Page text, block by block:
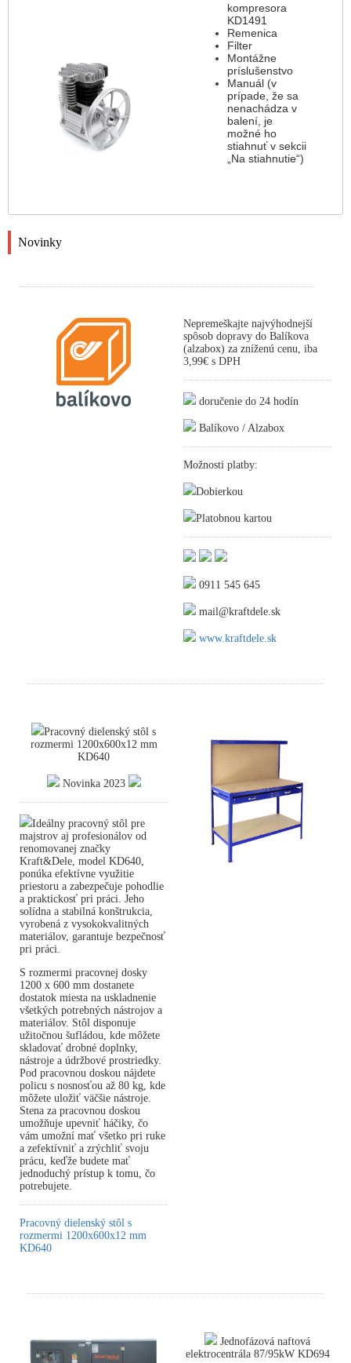
kompresora
KD1491
Remenica
Filter
Montážne
príslušenstvo
Manuál (v
prípade, že sa
nenachádza v
balení, je
možné ho
stiahnuť v sekcii
„Na stiahnutie“)
Novinky
Nepremeškajte najvýhodnejší
spôsob dopravy do Balíkova
(alzabox) za zníženú cenu, iba
3,99€ s DPH
doručenie do 24 hodín
Balíkovo / Alzabox
Možnosti platby:
Dobierkou
Platobnou kartou
0911 545 645
mail@kraftdele.sk
www.kraftdele.sk
Pracovný dielenský stôl s
rozmermi 1200x600x12 mm
KD640
Novinka 2023
Ideálny pracovný stôl pre
majstrov aj profesionálov od
renomovanej značky
Kraft&Dele, model KD640,
ponúka efektívne využitie
priestoru a zabezpečuje pohodlie
a praktickosť pri práci. Jeho
solídna a stabilná konštrukcia,
vyrobená z vysokokvalitných
materiálov, garantuje bezpečnosť
pri práci.
S rozmermi pracovnej dosky
1200 x 600 mm dostanete
dostatok miesta na uskladnenie
všetkých potrebných nástrojov a
materiálov. Stôl disponuje
užitočnou šufládou, kde môžete
skladovať drobné doplnky,
nástroje a údržbové prostriedky.
Pod pracovnou doskou nájdete
policu s nosnosťou až 80 kg, kde
môžete uložiť väčšie nástroje.
Stena za pracovnou doskou
umožňuje upevniť háčiky, čo
vám umožní mať všetko pri ruke
a zefektívniť a zrýchliť svoju
prácu, keďže budete mať
jednoduchý prístup k tomu, čo
potrebujete.
Pracovný dielenský stôl s
rozmermi 1200x600x12 mm
KD640
Jednofázová naftová
elektrocentrála 87/95kW KD694